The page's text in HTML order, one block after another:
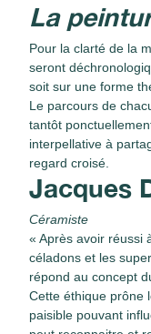
La
Pour la clarté de la
seront
soit sur une forme
Le parcours de
tantôt
interpellative à
regard croisé.
Jacques
Céramiste
« Après avoir réussi
céladons et les
répond au concept
Cette éthique prône
paisible pouvant